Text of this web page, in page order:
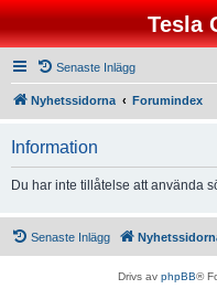
Tesla
Senaste Inlägg
Nyhetssidorna Forumindex
Information
Du har inte tillåtelse att använda
Senaste Inlägg
Drivs av phpBB®